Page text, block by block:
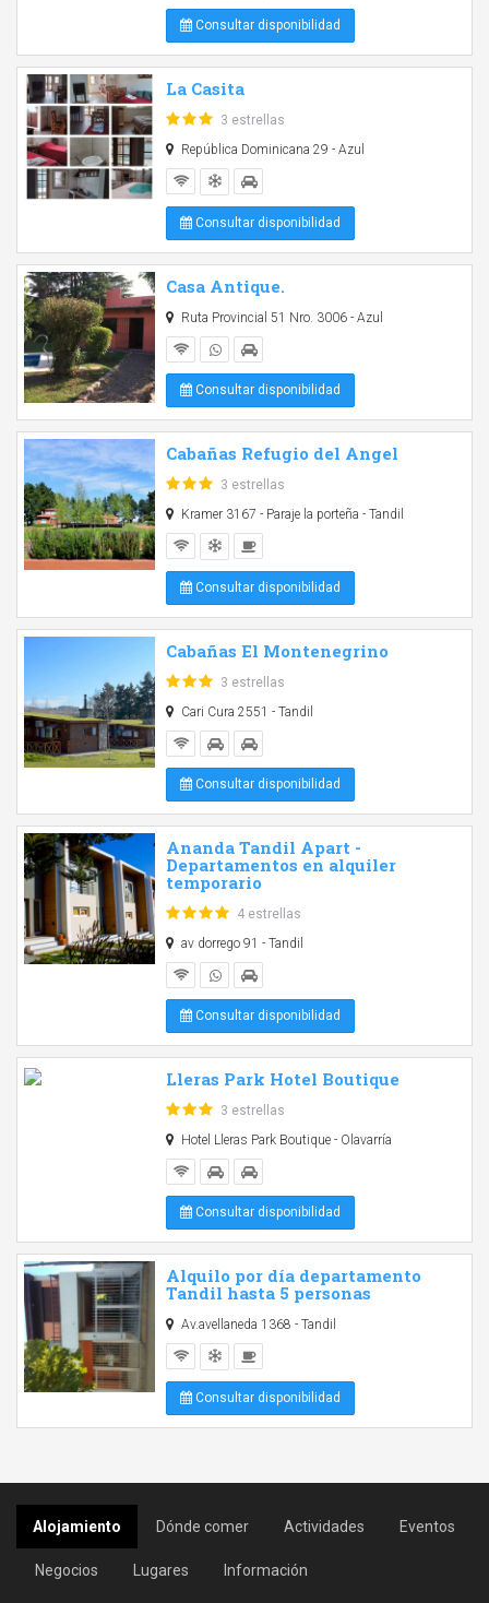
Consultar disponibilidad
La Casita
3 estrellas
República Dominicana 29 - Azul
Consultar disponibilidad
Casa Antique.
Ruta Provincial 51 Nro. 3006 - Azul
Consultar disponibilidad
Cabañas Refugio del Angel
3 estrellas
Kramer 3167 - Paraje la porteña - Tandil
Consultar disponibilidad
Cabañas El Montenegrino
3 estrellas
Cari Cura 2551 - Tandil
Consultar disponibilidad
Ananda Tandil Apart -
Departamentos en alquiler
temporario
4 estrellas
av dorrego 91 - Tandil
Consultar disponibilidad
Lleras Park Hotel Boutique
3 estrellas
Hotel Lleras Park Boutique - Olavarría
Consultar disponibilidad
Alquilo por día departamento
Tandil hasta 5 personas
Av.avellaneda 1368 - Tandil
Consultar disponibilidad
Alojamiento Dónde comer Actividades Eventos
Negocios Lugares Información